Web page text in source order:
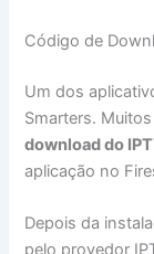
Código de
Um dos
Smarters.
download do
aplicação no
Depois da
pelo provedor